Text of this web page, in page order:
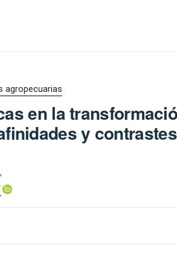
agropecuarias
en la
y contrastes